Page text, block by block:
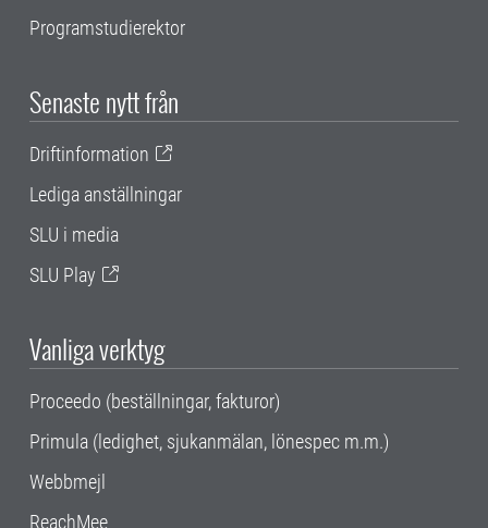
Programstudierektor
Senaste nytt från
Driftinformation
Lediga anställningar
SLU i media
SLU Play
Vanliga verktyg
Proceedo (beställningar, fakturor)
Primula (ledighet, sjukanmälan, lönespec m.m.)
Webbmejl
ReachMee